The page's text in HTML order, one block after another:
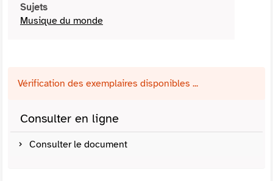
Sujets
Musique du monde
Vérification des exemplaires disponibles ...
Consulter en ligne
Consulter le document